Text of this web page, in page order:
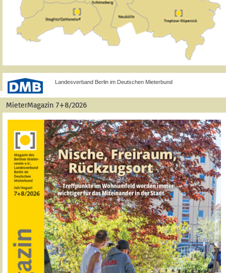
Landesverband Berlin im Deutschen Mieterbund
MieterMagazin 7+8/2026